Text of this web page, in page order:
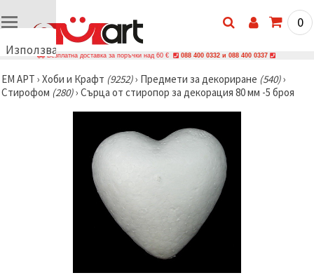
Използваме
🍪
Използваме
0
Безплатна доставка за поръчки над 60 € 088 400 0332 и 088 400 0337
ЕМ АРТ › Хоби и Крафт (9252)› Предмети за декориране (540)›
Стирофом (280)› Сърца от стиропор за декорация 80 мм -5 броя